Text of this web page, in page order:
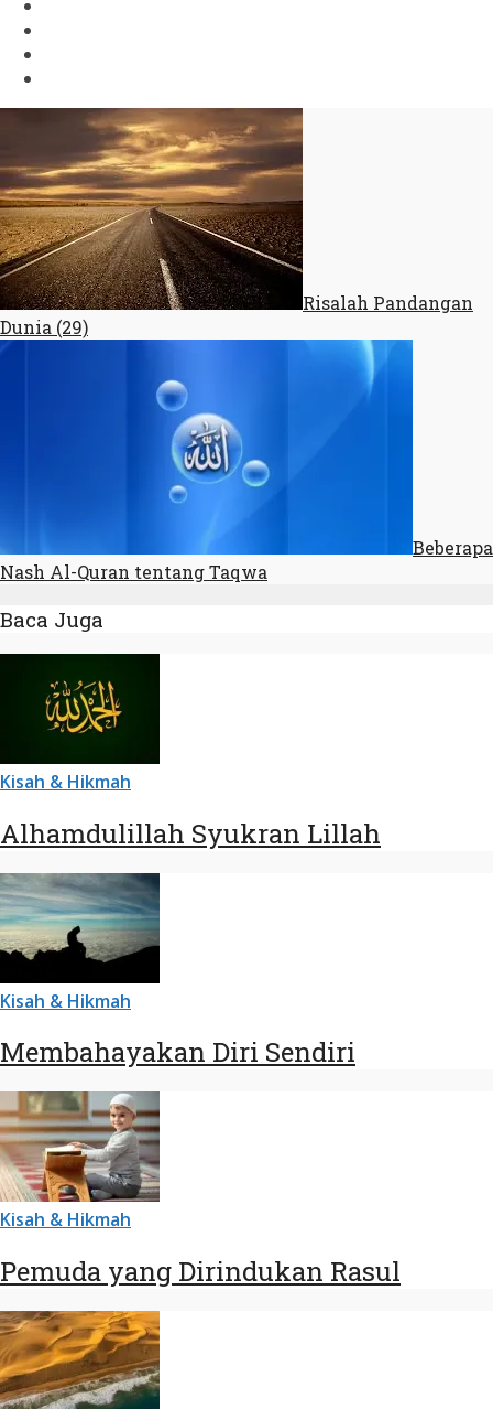
Risalah Pandangan
Dunia (29)
Beberapa
Nash Al-Quran tentang Taqwa
Baca Juga
Kisah & Hikmah
Alhamdulillah Syukran Lillah
Kisah & Hikmah
Membahayakan Diri Sendiri
Kisah & Hikmah
Pemuda yang Dirindukan Rasul